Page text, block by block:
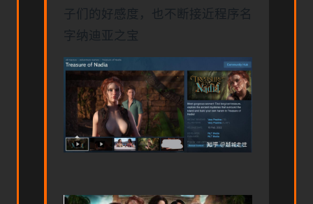
子们的好感度，也不断接近程序名
字纳迪亚之宝